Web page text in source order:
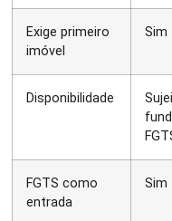
Exige primeiro
imóvel
Sim
Disponibilidade
FGTS como
entrada
Sim